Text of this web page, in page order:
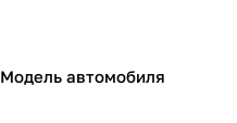
Модель автомобиля